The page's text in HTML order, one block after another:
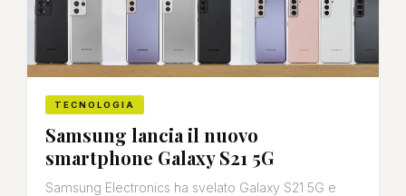
TECNOLOGIA
Samsung lancia il nuovo
smartphone Galaxy S21 5G
Samsung Electronics ha svelato Galaxy S21 5G e